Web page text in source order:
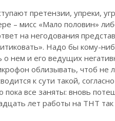
претензии, упреки,
– мисс «Мало половин»
на негодования
Надо бы кому-
нем и его ведущих
облизывать, чтоб не
к сути такой,
пока все заняты: вновь
лет работы на ТНТ